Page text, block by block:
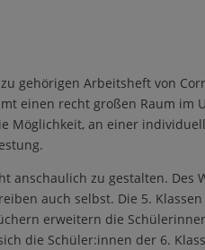
gehörigen Arbeitsheft von
einen recht großen Raum im
Möglichkeit, an einer
anschaulich zu gestalten. Des
auch selbst. Die 5.
chern erweitern die Schü
die Schüler:innen der 6.